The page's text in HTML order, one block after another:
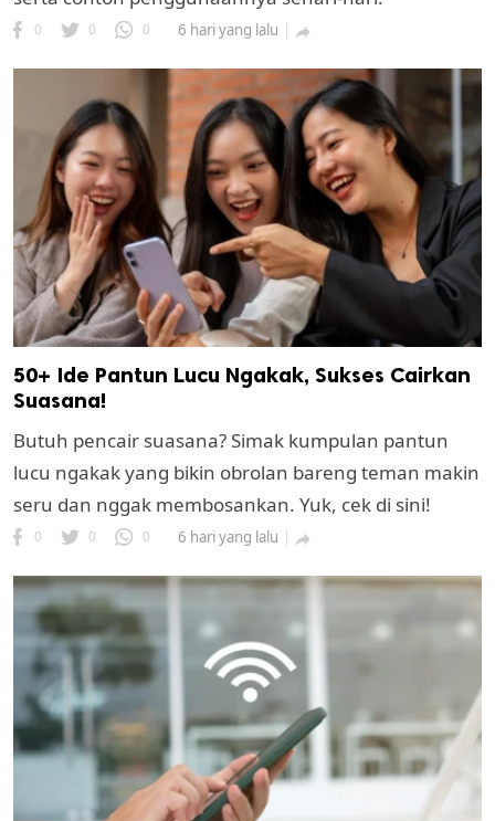
0 0 0 6 hari yang lalu 
50+ Ide Pantun Lucu Ngakak, Sukses Cairkan
Suasana!
Butuh pencair suasana? Simak kumpulan pantun
lucu ngakak yang bikin obrolan bareng teman makin
seru dan nggak membosankan. Yuk, cek di sini!
0 0 0 6 hari yang lalu 